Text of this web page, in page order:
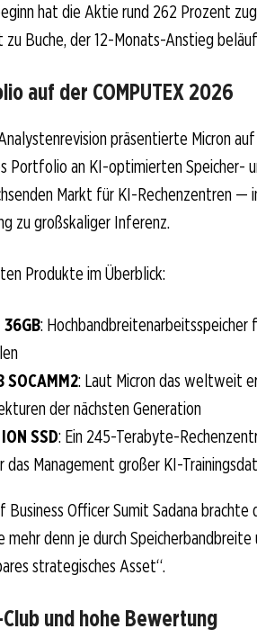
hat die Aktie rund 262 Prozent
zu Buche, der 12-Monats-Anstieg
auf der COMPUTEX 2026
präsentierte Micron
Portfolio an KI-optimierten Speicher-
Markt für KI-Rechenzentren —
zu großskaliger Inferenz.
Produkte im Überblick:
36GB:
SOCAMM2: Laut Micron das weltweit
der nächsten Generation
SSD: Ein 245-Terabyte-
das Management großer KI-
Business Officer Sumit Sadana
mehr denn je durch
strategisches Asset“.
und hohe Bewertung